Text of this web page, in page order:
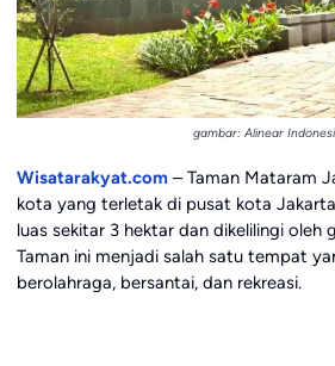
gambar: Alinear
Wisatarakyat.com– Taman Mataram
kota yang terletak di pusat kota
luas sekitar 3 hektar dan dikelilingi oleh
Taman ini menjadi salah satu tempat
berolahraga, bersantai, dan rekreasi.